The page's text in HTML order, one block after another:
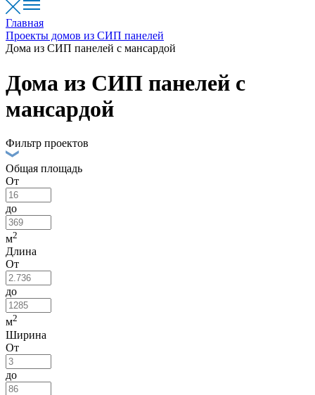
Главная
Проекты домов из СИП панелей
Дома из СИП панелей с мансардой
Дома из СИП панелей с
мансардой
Фильтр проектов
Общая площадь
От
до
м2
Длина
От
до
м2
Ширина
От
до